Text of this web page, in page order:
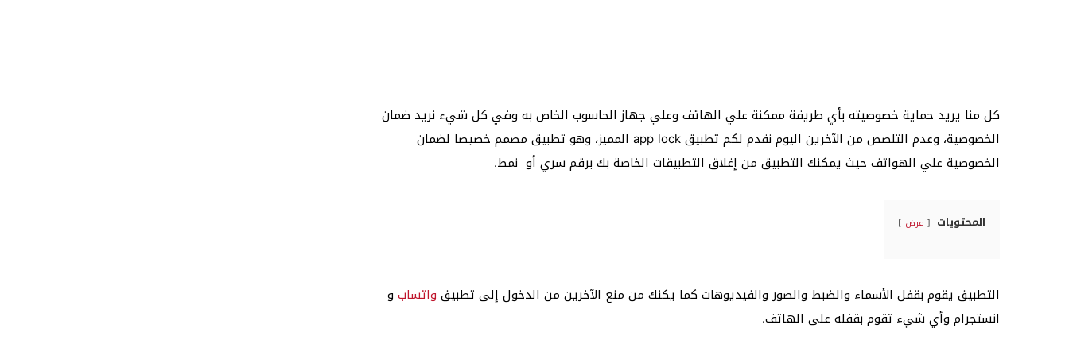
كل منا يريد حماية خصوصيته بأي طريقة ممكنة علي الهاتف وعلي جهاز الحاسوب الخاص به وفي كل شيء نريد ضمان
الخصوصية، وعدم التلصص من الآخرين اليوم نقدم لكم تطبيق app lock المميز، وهو تطبيق مصمم خصيصا لضمان
الخصوصية علي الهواتف حيث يمكنك التطبيق من إغلاق التطبيقات الخاصة بك برقم سري أو نمط.
المحتويات عرض
التطبيق يقوم بقفل الأسماء والضبط والصور والفيديوهات كما يكنك من منع الآخرين من الدخول إلى تطبيق واتساب و
انستجرام وأي شيء تقوم بقفله على الهاتف.